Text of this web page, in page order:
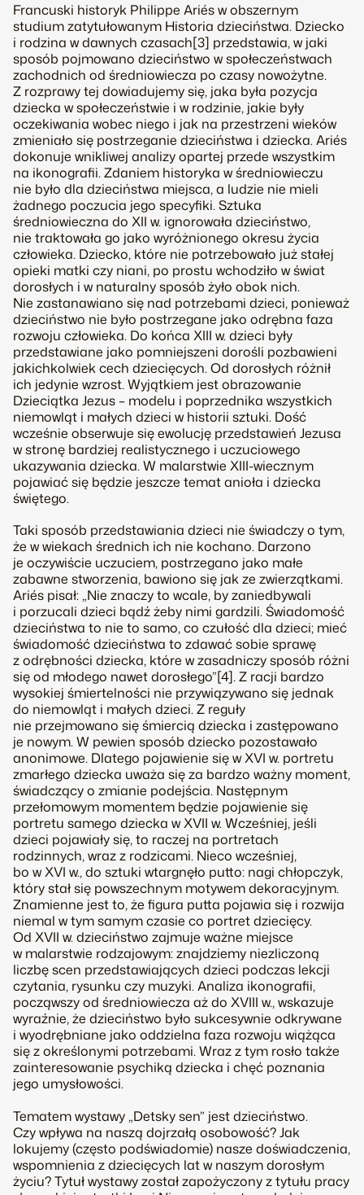
Francuski historyk Philippe Ariés w obszernym
studium zatytułowanym Historia dzieciństwa. Dziecko
i rodzina w dawnych czasach[3] przedstawia, w jaki
sposób pojmowano dzieciństwo w społeczeństwach
zachodnich od średniowiecza po czasy nowożytne.
Z rozprawy tej dowiadujemy się, jaka była pozycja
dziecka w społeczeństwie i w rodzinie, jakie były
oczekiwania wobec niego i jak na przestrzeni wieków
zmieniało się postrzeganie dzieciństwa i dziecka. Ariés
dokonuje wnikliwej analizy opartej przede wszystkim
na ikonografii. Zdaniem historyka w średniowieczu
nie było dla dzieciństwa miejsca, a ludzie nie mieli
żadnego poczucia jego specyfiki. Sztuka
średniowieczna do XII w. ignorowała dzieciństwo,
nie traktowała go jako wyróżnionego okresu życia
człowieka. Dziecko, które nie potrzebowało już stałej
opieki matki czy niani, po prostu wchodziło w świat
dorosłych i w naturalny sposób żyło obok nich.
Nie zastanawiano się nad potrzebami dzieci, ponieważ
dzieciństwo nie było postrzegane jako odrębna faza
rozwoju człowieka. Do końca XIII w. dzieci były
przedstawiane jako pomniejszeni dorośli pozbawieni
jakichkolwiek cech dziecięcych. Od dorosłych różnił
ich jedynie wzrost. Wyjątkiem jest obrazowanie
Dzieciątka Jezus – modelu i poprzednika wszystkich
niemowląt i małych dzieci w historii sztuki. Dość
wcześnie obserwuje się ewolucję przedstawień Jezusa
w stronę bardziej realistycznego i uczuciowego
ukazywania dziecka. W malarstwie XIII-wiecznym
pojawiać się będzie jeszcze temat anioła i dziecka
świętego.
Taki sposób przedstawiania dzieci nie świadczy o tym,
że w wiekach średnich ich nie kochano. Darzono
je oczywiście uczuciem, postrzegano jako małe
zabawne stworzenia, bawiono się jak ze zwierzątkami.
Ariés pisał: „Nie znaczy to wcale, by zaniedbywali
i porzucali dzieci bądź żeby nimi gardzili. Świadomość
dzieciństwa to nie to samo, co czułość dla dzieci; mieć
świadomość dzieciństwa to zdawać sobie sprawę
z odrębności dziecka, które w zasadniczy sposób różni
się od młodego nawet dorosłego”[4]. Z racji bardzo
wysokiej śmiertelności nie przywiązywano się jednak
do niemowląt i małych dzieci. Z reguły
nie przejmowano się śmiercią dziecka i zastępowano
je nowym. W pewien sposób dziecko pozostawało
anonimowe. Dlatego pojawienie się w XVI w. portretu
zmarłego dziecka uważa się za bardzo ważny moment,
świadczący o zmianie podejścia. Następnym
przełomowym momentem będzie pojawienie się
portretu samego dziecka w XVII w. Wcześniej, jeśli
dzieci pojawiały się, to raczej na portretach
rodzinnych, wraz z rodzicami. Nieco wcześniej,
bo w XVI w., do sztuki wtargnęło putto: nagi chłopczyk,
który stał się powszechnym motywem dekoracyjnym.
Znamienne jest to, że figura putta pojawia się i rozwija
niemal w tym samym czasie co portret dziecięcy.
Od XVII w. dzieciństwo zajmuje ważne miejsce
w malarstwie rodzajowym: znajdziemy niezliczoną
liczbę scen przedstawiających dzieci podczas lekcji
czytania, rysunku czy muzyki. Analiza ikonografii,
począwszy od średniowiecza aż do XVIII w., wskazuje
wyraźnie, że dzieciństwo było sukcesywnie odkrywane
i wyodrębniane jako oddzielna faza rozwoju wiążąca
się z określonymi potrzebami. Wraz z tym rosło także
zainteresowanie psychiką dziecka i chęć poznania
jego umysłowości.
Tematem wystawy „Detsky sen” jest dzieciństwo.
Czy wpływa na naszą dojrzałą osobowość? Jak
lokujemy (często podświadomie) nasze doświadczenia,
wspomnienia z dziecięcych lat w naszym dorosłym
życiu? Tytuł wystawy został zapożyczony z tytułu pracy